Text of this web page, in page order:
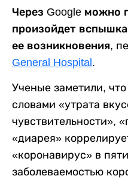
Через Google можно
произойдет
ее возникновения,
General Hospital .
Ученые заметили,
словами «утрата
чувствительности»,
«диарея»
«коронавирус» в
заболеваемостью